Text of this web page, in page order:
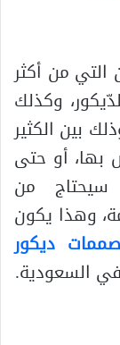
التي من أكثر
وكذلك
بين الكثير
بها، أو حتى
سيحتاج من
وهذا يكون
ديكور
السعودية.